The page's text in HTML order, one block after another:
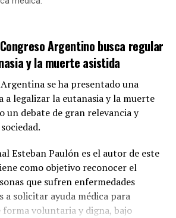
colaboran en el encubrimiento de
DE AYSA
el uso de agua
laadopción de tecnologías
el consumo de agua en
y mantenimiento.
Según
herramientas que permiten realizar
con un uso de agua
que los métodos
Argentino busca regular
y la muerte asistida
se ha presentado una
a legalizar la eutanasia y la muerte
un debate de gran relevancia y
Esteban Paulón es el autor de este
como objetivo reconocer el
que sufren enfermedades
a solicitar ayuda médica para
forma voluntaria y digna, bajo